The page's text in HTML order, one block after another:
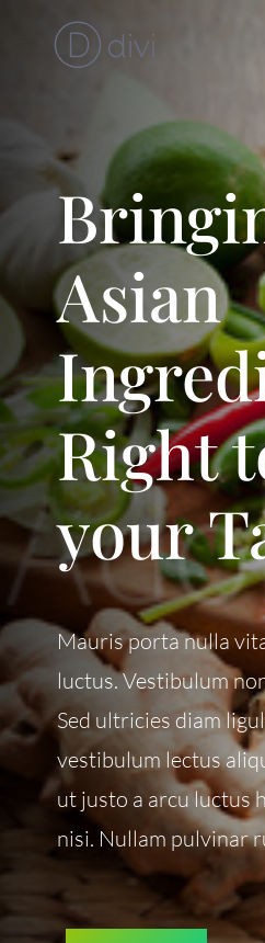
Asian
Right
your
Mauris porta nulla
luctus. Vestibulum
Sed ultricies diam
vestibulum lectus
ut justo a arcu luctus
nisi. Nullam pulvinar